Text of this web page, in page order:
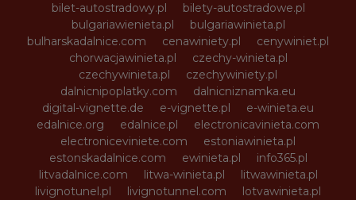
bilet-autostradowy.pl
bilety-autostradowe.pl
bulgariawienieta.pl
bulgariawinieta.pl
bulharskadalnice.com
cenawiniety.pl
cenywiniet.pl
chorwacjawinieta.pl
czechy-winieta.pl
czechywinieta.pl
czechywiniety.pl
dalnicnipoplatky.com
dalnicniznamka.eu
digital-vignette.de
e-vignette.pl
e-winieta.eu
edalnice.org
edalnice.pl
electronicavinieta.com
electroniceviniete.com
estoniawinieta.pl
estonskadalnice.com
ewinieta.pl
info365.pl
litvadalnice.com
litwa-winieta.pl
litwawinieta.pl
livignotunel.pl
livignotunnel.com
lotvawinieta.pl